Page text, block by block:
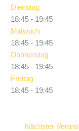
Dienstag
18:45 - 19:45
Mittwoch
18:45 - 19:45
Donnerstag
18:45 - 19:45
Freitag
18:45 - 19:45
Nächster